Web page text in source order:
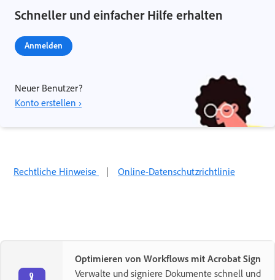
Schneller und einfacher Hilfe erhalten
Anmelden
Neuer Benutzer?
Konto erstellen ›
Rechtliche Hinweise | Online-Datenschutzrichtlinie
Optimieren von Workflows mit Acrobat Sign
Verwalte und signiere Dokumente schnell und